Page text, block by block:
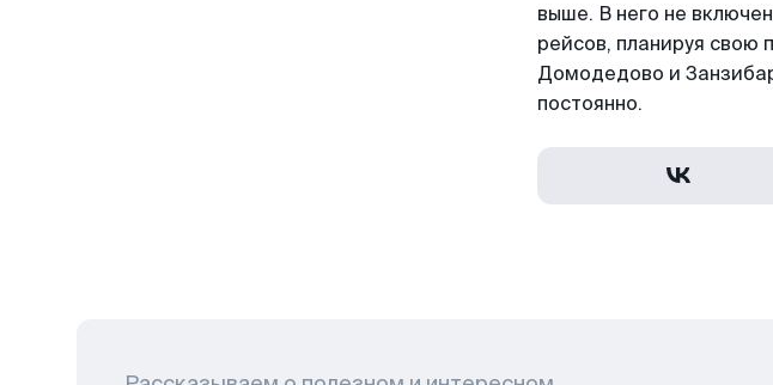
выше. В него не
рейсов, планируя
Домодедово и
постоянно.